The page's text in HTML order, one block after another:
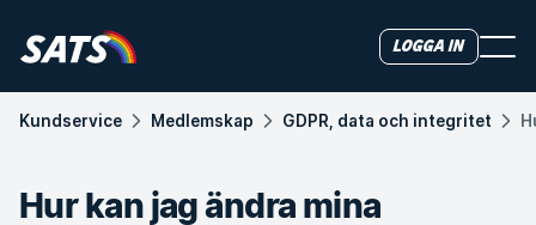
Logga in
Kundservice Medlemskap GDPR, data och integritet
Hur kan jag ändra mina